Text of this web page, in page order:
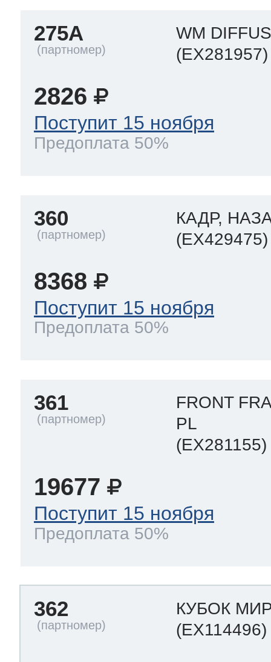
275A
WM
(EX281957)
2826
Поступит 15 ноября
Предоплата 50%
360
КАДР,
(EX429475)
8368
Поступит 15 ноября
Предоплата 50%
361
FRONT
PL
(EX281155)
19677
Поступит 15 ноября
Предоплата 50%
362
КУБОК
(EX114496)